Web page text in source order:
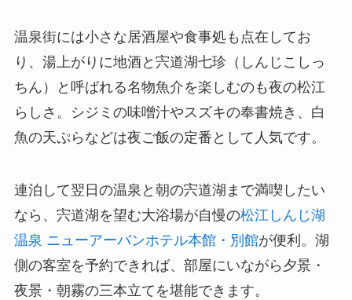
温泉街には小さな居酒屋や食事処も点在してお
り、湯上がりに地酒と宍道湖七珍（しんじこしっ
ちん）と呼ばれる名物魚介を楽しむのも夜の松江
らしさ。シジミの味噌汁やスズキの奉書焼き、白
魚の天ぷらなどは夜ご飯の定番として人気です。
連泊して翌日の温泉と朝の宍道湖まで満喫したい
なら、宍道湖を望む大浴場が自慢の松江しんじ湖
温泉 ニューアーバンホテル本館・別館が便利。湖
側の客室を予約できれば、部屋にいながら夕景・
夜景・朝霧の三本立てを堪能できます。